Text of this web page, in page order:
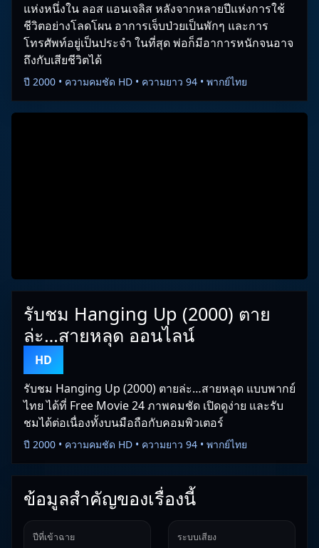
แห่งหนึ่งใน ลอส แอนเจลิส หลังจากหลายปีแห่งการใช้
ชีวิตอย่างโลดโผน อาการเจ็บป่วยเป็นพักๆ และการ
โทรศัพท์อยู่เป็นประจำ ในที่สุด พ่อก็มีอาการหนักจนอาจ
ถึงกับเสียชีวิตได้
ปี 2000 • ความคมชัด HD • ความยาว 94 • พากย์ไทย
รับชม Hanging Up (2000) ตาย
ล่ะ…สายหลุด ออนไลน์
HD
รับชม Hanging Up (2000) ตายล่ะ…สายหลุด แบบพากย์
ไทย ได้ที่ Free Movie 24 ภาพคมชัด เปิดดูง่าย และรับ
ชมได้ต่อเนื่องทั้งบนมือถือกับคอมพิวเตอร์
ปี 2000 • ความคมชัด HD • ความยาว 94 • พากย์ไทย
ข้อมูลสำคัญของเรื่องนี้
ปีที่เข้าฉาย ระบบเสียง